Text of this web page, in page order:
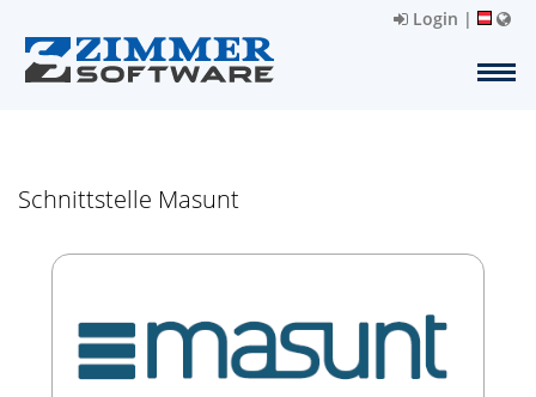
Login |
Schnittstelle Masunt